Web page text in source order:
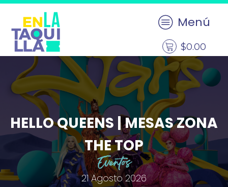
Menú
$0.00
HELLO QUEENS | MESAS ZONA
THE TOP
Eventos
21 Agosto 2026